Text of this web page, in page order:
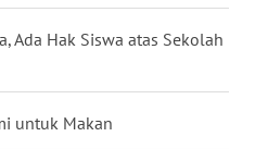
Ada Hak Siswa atas Sekolah
untuk Makan